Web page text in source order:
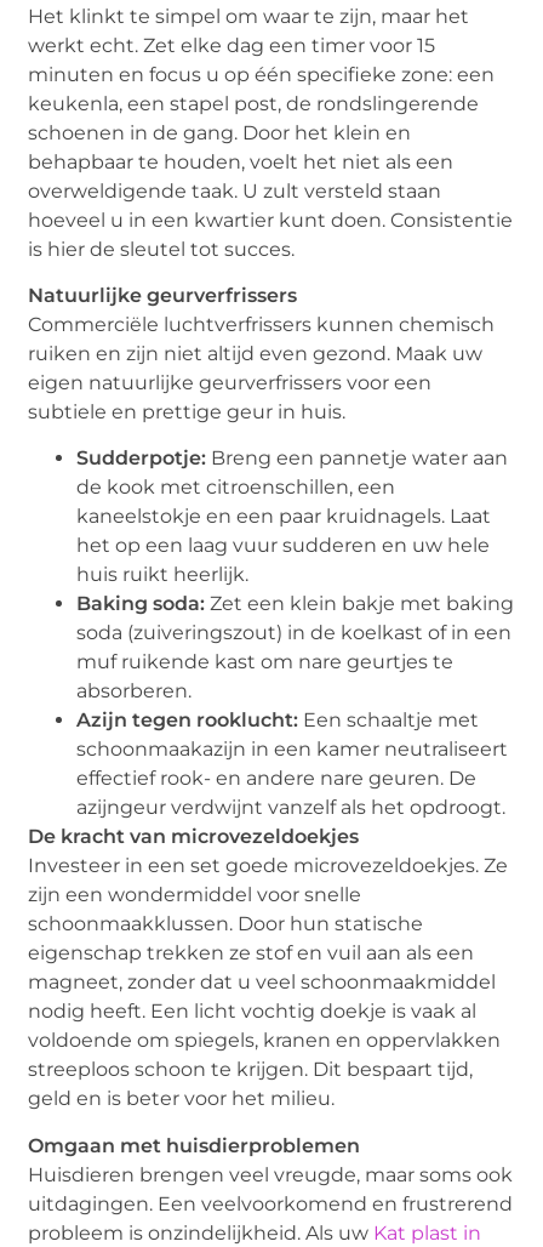
Het klinkt te simpel om waar te zijn, maar het
werkt echt. Zet elke dag een timer voor 15
minuten en focus u op één specifieke zone: een
keukenla, een stapel post, de rondslingerende
schoenen in de gang. Door het klein en
behapbaar te houden, voelt het niet als een
overweldigende taak. U zult versteld staan
hoeveel u in een kwartier kunt doen. Consistentie
is hier de sleutel tot succes.
Natuurlijke geurverfrissers
Commerciële luchtverfrissers kunnen chemisch
ruiken en zijn niet altijd even gezond. Maak uw
eigen natuurlijke geurverfrissers voor een
subtiele en prettige geur in huis.
Sudderpotje: Breng een pannetje water aan
de kook met citroenschillen, een
kaneelstokje en een paar kruidnagels. Laat
het op een laag vuur sudderen en uw hele
huis ruikt heerlijk.
Baking soda: Zet een klein bakje met baking
soda (zuiveringszout) in de koelkast of in een
muf ruikende kast om nare geurtjes te
absorberen.
Azijn tegen rooklucht: Een schaaltje met
schoonmaakazijn in een kamer neutraliseert
effectief rook- en andere nare geuren. De
azijngeur verdwijnt vanzelf als het opdroogt.
De kracht van microvezeldoekjes
Investeer in een set goede microvezeldoekjes. Ze
zijn een wondermiddel voor snelle
schoonmaakklussen. Door hun statische
eigenschap trekken ze stof en vuil aan als een
magneet, zonder dat u veel schoonmaakmiddel
nodig heeft. Een licht vochtig doekje is vaak al
voldoende om spiegels, kranen en oppervlakken
streeploos schoon te krijgen. Dit bespaart tijd,
geld en is beter voor het milieu.
Omgaan met huisdierproblemen
Huisdieren brengen veel vreugde, maar soms ook
uitdagingen. Een veelvoorkomend en frustrerend
probleem is onzindelijkheid. Als uw Kat plast in